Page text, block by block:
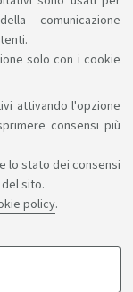
comunicazione
solo con i cookie
attivando l'opzione
consensi più
lo stato dei consensi
sito.
policy.